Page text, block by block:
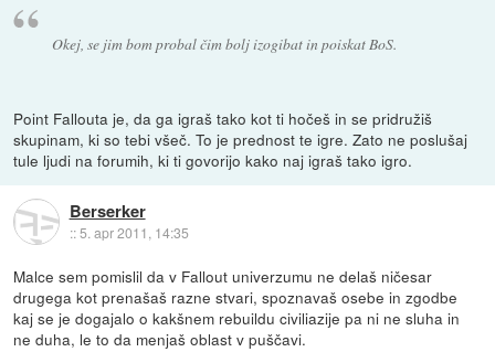
Okej, se jim bom probal čim bolj izogibat in poiskat BoS.
Point Fallouta je, da ga igraš tako kot ti hočeš in se pridružiš
skupinam, ki so tebi všeč. To je prednost te igre. Zato ne poslušaj
tule ljudi na forumih, ki ti govorijo kako naj igraš tako igro.
Berserker
::5. apr 2011, 14:35
Malce sem pomislil da v Fallout univerzumu ne delaš ničesar
drugega kot prenašaš razne stvari, spoznavaš osebe in zgodbe
kaj se je dogajalo o kakšnem rebuildu civiliazije pa ni ne sluha in
ne duha, le to da menjaš oblast v puščavi.